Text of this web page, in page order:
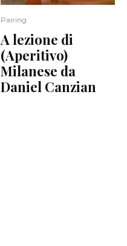
Pairing
A lezione di
(Aperitivo)
Milanese da
Daniel Canzian